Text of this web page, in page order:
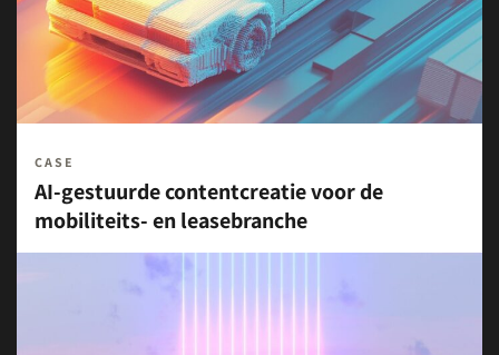
CASE
AI-gestuurde contentcreatie voor de
mobiliteits- en leasebranche